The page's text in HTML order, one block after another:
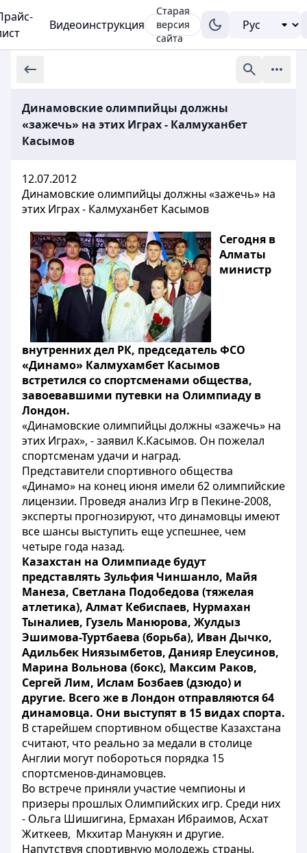
Видеоинструкция
Старая
версия
сайта
Динамовские олимпийцы должны
«зажечь» на этих Играх - Калмуханбет
Касымов
12.07.2012
Динамовские олимпийцы должны «зажечь» на
этих Играх - Калмуханбет Касымов
Сегодня в
Алматы
министр
внутренних дел РК, председатель ФСО
«Динамо» Калмухамбет Касымов
встретился со спортсменами общества,
завоевавшими путевки на Олимпиаду в
Лондон.
«Динамовские олимпийцы должны «зажечь» на
этих Играх», - заявил К.Касымов. Он пожелал
спортсменам удачи и наград.
Представители спортивного общества
«Динамо» на конец июня имели 62 олимпийские
лицензии. Проведя анализ Игр в Пекине-2008,
эксперты прогнозируют, что динамовцы имеют
все шансы выступить еще успешнее, чем
четыре года назад.
Казахстан на Олимпиаде будут
представлять Зульфия Чиншанло, Майя
Манеза, Светлана Подобедова (тяжелая
атлетика), Алмат Кебиспаев, Нурмахан
Тыналиев, Гузель Манюрова, Жулдыз
Эшимова-Туртбаева (борьба), Иван Дычко,
Адильбек Ниязымбетов, Данияр Елеусинов,
Марина Вольнова (бокс), Максим Раков,
Сергей Лим, Ислам Бозбаев (дзюдо) и
другие. Всего же в Лондон отправляются 64
динамовца. Они выступят в 15 видах спорта.
В старейшем спортивном обществе Казахстана
считают, что реально за медали в столице
Англии могут побороться порядка 15
спортсменов-динамовцев.
Во встрече приняли участие чемпионы и
призеры прошлых Олимпийских игр. Среди них
- Ольга Шишигина, Ермахан Ибраимов, Асхат
Житкеев, Мкхитар Манукян и другие.
Напутствуя спортивную молодежь страны,